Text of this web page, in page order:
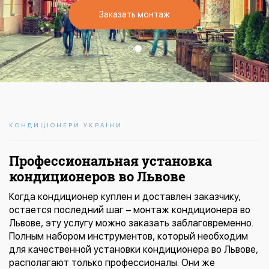
Заказать монтаж
КОНДИЦІОНЕРИ УКРАЇНИ
Профессиональная установка
кондиционеров во Львове
Когда кондиционер куплен и доставлен заказчику,
остается последний шаг – монтаж кондиционера во
Львове, эту услугу можно заказать заблаговременно.
Полным набором инструментов, который необходим
для качественной установки кондиционера во Львове,
располагают только профессионалы. Они же